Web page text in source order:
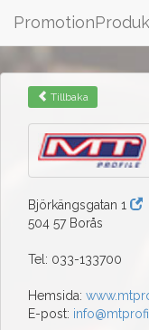
Tillbaka
Björkängsgatan 1
504 57 Borås
Tel: 033-133700
Hemsida:
E-post: